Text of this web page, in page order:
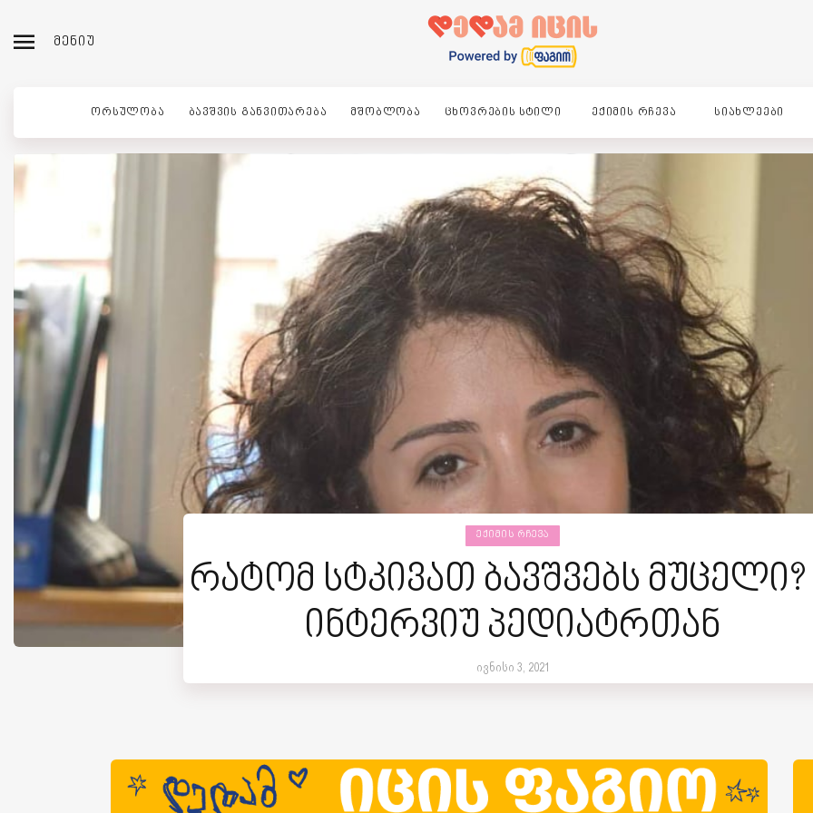
ᲛᲔᲜᲘᲣ
ᲝᲠᲡᲣᲚᲝᲑᲐ ᲑᲐᲕᲨᲕᲘᲡ ᲒᲐᲜᲕᲘᲗᲐᲠᲔᲑᲐ ᲛᲨᲝᲑᲚᲝᲑᲐ ᲪᲮᲝᲕᲠᲔᲑᲘᲡ ᲡᲢᲘᲚᲘ ᲔᲥᲘᲛᲘᲡ ᲠᲩᲔᲕᲐ ᲡᲘᲐᲮᲚᲔᲔᲑᲘ
ᲔᲥᲘᲛᲘᲡ ᲠᲩᲔᲕᲐ
რატომ სტკივათ ბავშვებს მუცელი?
ინტერვიუ პედიატრთან
ივნისი 3, 2021